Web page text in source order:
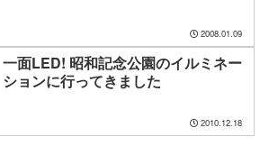
2008.01.09
一面LED! 昭和記念公園のイルミネー
ションに行ってきました
2010.12.18